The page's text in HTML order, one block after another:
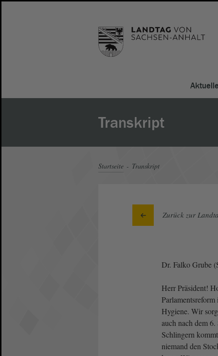
Transkript
Startseite Transkript
Zurück zur
Dr. Falko Grube
Herr Präsident!
Hygiene. Wir
auch nach dem
Schlingern
niemand den